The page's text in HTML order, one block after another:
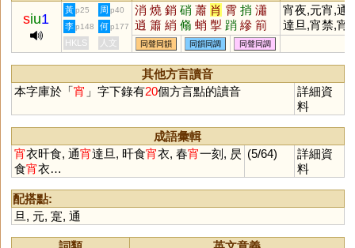
siu1
黃 p25 周 p40 消 燒 銷 硝 蕭 肖 霄 捎 瀟
逍 簫 綃 翛 蛸 揱 踃 縿 箾
蠨 櫹 萷 痟 魈 潚
宵夜,元宵,通
達旦,宵禁,宵
小,良宵,春宵
短
李 p148 何 p177
HKLS 人文 同聲同韻 同韻同調 同聲同調
其他方言讀音
本字庫於「宵 」字下錄有20個方言點的讀音
詳細資
料
成語彙輯
宵衣旰食, 通宵達旦, 旰食宵衣, 春宵一刻, 昃
食宵衣…
(5/64)
詳細資
料
配搭點:
旦 , 元, 寔, 通